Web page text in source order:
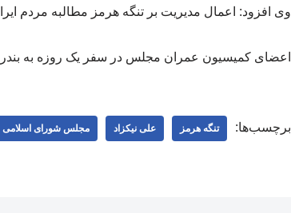
وی افزود: اعمال مدیریت بر تنگه هرمز مطالبه مردم
اعضای کمیسیون عمران مجلس در سفر یک روزه به
برچسب‌ها: تنگه هرمز علی نیکزاد مجلس شورای اسلامی